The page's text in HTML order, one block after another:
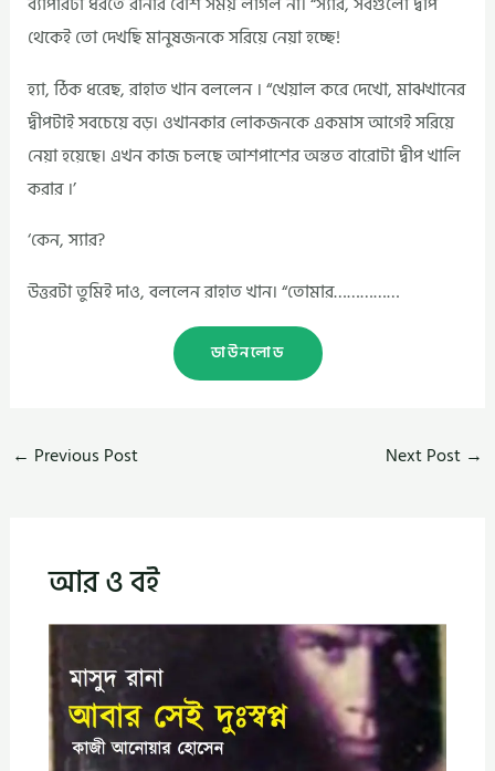
থেকেই তো দেখছি মানুষজনকে সরিয়ে নেয়া হচ্ছে!
হ্যা, ঠিক ধরেছ, রাহাত খান বললেন । “খেয়াল করে দেখো, মাঝখানের
দ্বীপটাই সবচেয়ে বড়। ওখানকার লোকজনকে একমাস আগেই সরিয়ে
নেয়া হয়েছে। এখন কাজ চলছে আশপাশের অন্তত বারোটা দ্বীপ খালি
করার ।’
‘কেন, স্যার?
উত্তরটা তুমিই দাও, বললেন রাহাত খান। “তোমার……………
ডাউনলোড
← Previous Post Next Post →
আর ও বই